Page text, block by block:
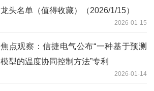
龙头名单（值得收藏）（2026/1/15）
2026-01-15
焦点观察：信捷电气公布“一种基于预测
模型的温度协同控制方法”专利
2026-01-14